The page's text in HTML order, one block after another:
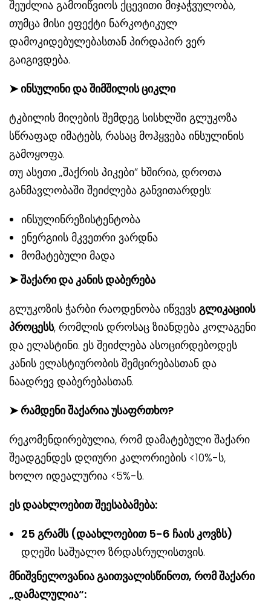
შეუძლია გამოიწვიოს ქცევითი მიჯაჭვულობა,
თუმცა მისი ეფექტი ნარკოტიკულ
დამოკიდებულებასთან პირდაპირ ვერ
გაიგივდება.
➤ინსულინი და შიმშილის ციკლი
ტკბილის მიღების შემდეგ სისხლში გლუკოზა
სწრაფად იმატებს, რასაც მოჰყვება ინსულინის
გამოყოფა.
თუ ასეთი „შაქრის პიკები“ ხშირია, დროთა
განმავლობაში შეიძლება განვითარდეს:
ინსულინრეზისტენტობა
ენერგიის მკვეთრი ვარდნა
მომატებული მადა
➤შაქარი და კანის დაბერება
გლუკოზის ჭარბი რაოდენობა იწვევს გლიკაციის
პროცესს, რომლის დროსაც ზიანდება კოლაგენი
და ელასტინი. ეს შეიძლება ასოცირდებოდეს
კანის ელასტიურობის შემცირებასთან და
ნაადრევ დაბერებასთან.
➤რამდენი შაქარია უსაფრთხო?
რეკომენდირებულია, რომ დამატებული შაქარი
შეადგენდეს დღიური კალორიების <10%-ს,
ხოლო იდეალურია <5%-ს.
ეს დაახლოებით შეესაბამება:
25 გრამს (დაახლოებით 5-6 ჩაის კოვზს)
დღეში საშუალო ზრდასრულისთვის.
მნიშვნელოვანია გაითვალისწინოთ, რომ შაქარი
„დამალულია“: